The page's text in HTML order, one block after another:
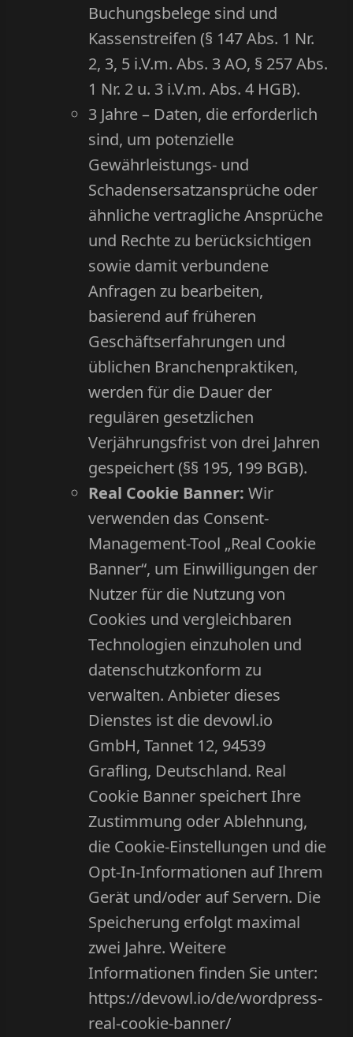
Buchungsbelege sind und
Kassenstreifen (§ 147 Abs. 1 Nr.
2, 3, 5 i.V.m. Abs. 3 AO, § 257 Abs.
1 Nr. 2 u. 3 i.V.m. Abs. 4 HGB).
3 Jahre – Daten, die erforderlich
sind, um potenzielle
Gewährleistungs- und
Schadensersatzansprüche oder
ähnliche vertragliche Ansprüche
und Rechte zu berücksichtigen
sowie damit verbundene
Anfragen zu bearbeiten,
basierend auf früheren
Geschäftserfahrungen und
üblichen Branchenpraktiken,
werden für die Dauer der
regulären gesetzlichen
Verjährungsfrist von drei Jahren
gespeichert (§§ 195, 199 BGB).
Real Cookie Banner: Wir
verwenden das Consent-
Management-Tool „Real Cookie
Banner“, um Einwilligungen der
Nutzer für die Nutzung von
Cookies und vergleichbaren
Technologien einzuholen und
datenschutzkonform zu
verwalten. Anbieter dieses
Dienstes ist die devowl.io
GmbH, Tannet 12, 94539
Grafling, Deutschland. Real
Cookie Banner speichert Ihre
Zustimmung oder Ablehnung,
die Cookie-Einstellungen und die
Opt-In-Informationen auf Ihrem
Gerät und/oder auf Servern. Die
Speicherung erfolgt maximal
zwei Jahre. Weitere
Informationen finden Sie unter:
https://devowl.io/de/wordpress-
real-cookie-banner/